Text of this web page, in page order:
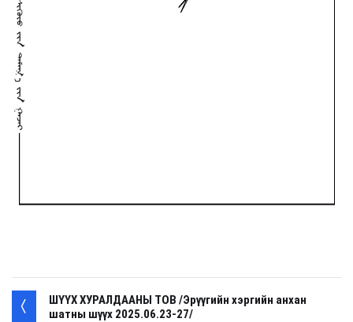
ШҮҮХ ХУРАЛДААНЫ ТОВ /Эрүүгийн хэргийн анхан
шатны шүүх 2025.06.23-27/